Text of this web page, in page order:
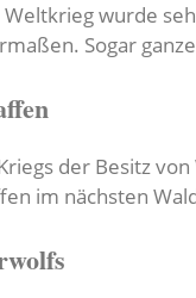
wurde
Sogar
der Besitz
im nächsten